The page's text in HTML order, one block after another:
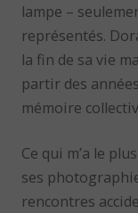
lampe –
représentés.
la fin de sa vie
partir des
mémoire
Ce qui m’a le
ses
rencontres